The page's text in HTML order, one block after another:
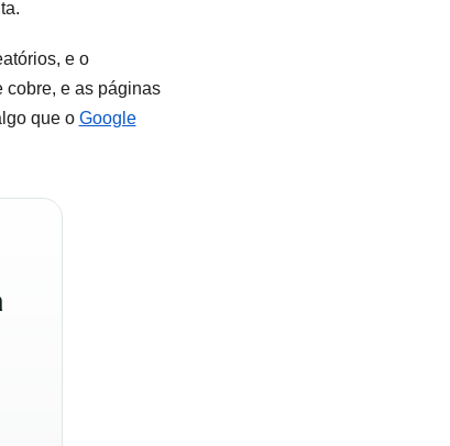
e o
cobre, e as páginas
que o Google